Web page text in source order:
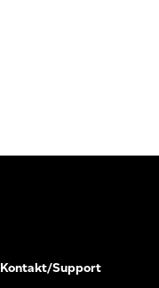
Kontakt/Support